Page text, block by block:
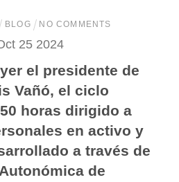
BLOG NO COMMENTS
25 2024
el presidente de
Vañó, el ciclo
horas dirigido a
en activo y
a través de
de